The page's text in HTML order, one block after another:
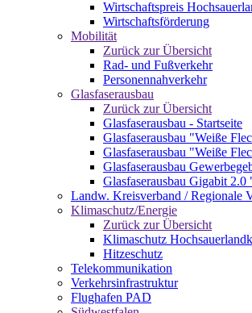
Wirtschaftspreis
Wirtschaftsförderung
Mobilität
Zurück zur Übersicht
Rad- und Fußverkehr
Personennahverkehr
Glasfaserausbau
Zurück zur Übersicht
Glasfaserausbau - Startseite
Glasfaserausbau "Weiße
Glasfaserausbau "Weiße
Glasfaserausbau
Glasfaserausbau Gigabit 2.0
Landw. Kreisverband / Regionale
Klimaschutz/Energie
Zurück zur Übersicht
Klimaschutz
Hitzeschutz
Telekommunikation
Verkehrsinfrastruktur
Flughafen PAD